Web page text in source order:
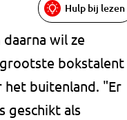
Hulp bij lezen
wil ze
bokstalent
het buitenland. "Er
geschikt als